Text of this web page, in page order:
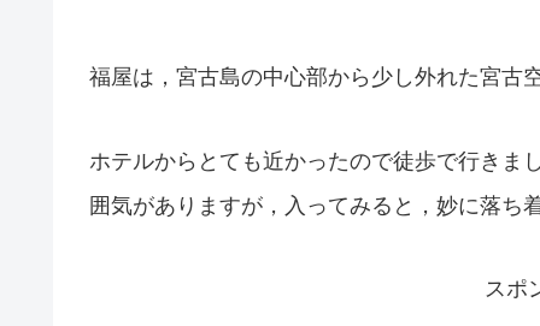
福屋は，宮古島の中心部から少し外れた宮古
ホテルからとても近かったので徒歩で行きま
囲気がありますが，入ってみると，妙に落ち
スポ